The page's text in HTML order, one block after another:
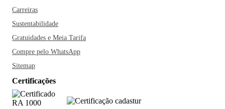
Carreiras
Sustentabilidade
Gratuidades e Meia Tarifa
Compre pelo WhatsApp
Sitemap
Certificações